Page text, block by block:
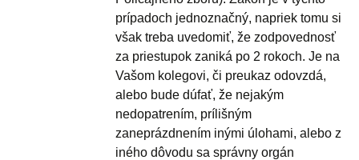
prípadoch jednoznačný, napriek tomu si
však treba uvedomiť, že zodpovednosť
za priestupok zaniká po 2 rokoch. Je na
Vašom kolegovi, či preukaz odovzdá,
alebo bude dúfať, že nejakým
nedopatrením, prílišným
zaneprázdnením inými úlohami, alebo z
iného dôvodu sa správny orgán